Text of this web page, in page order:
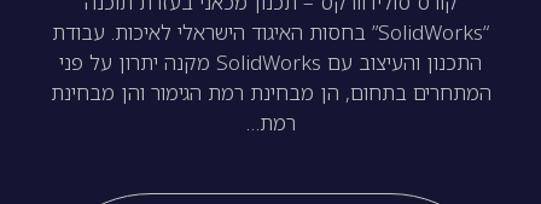
“SolidWorks” בחסות האיגוד הישראלי לאיכות. עבודת
התכנון והעיצוב עם SolidWorks מקנה יתרון על פני
המתחרים בתחום, הן מבחינת רמת הגימור והן מבחינת
רמת…